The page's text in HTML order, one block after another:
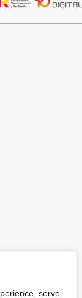
serve